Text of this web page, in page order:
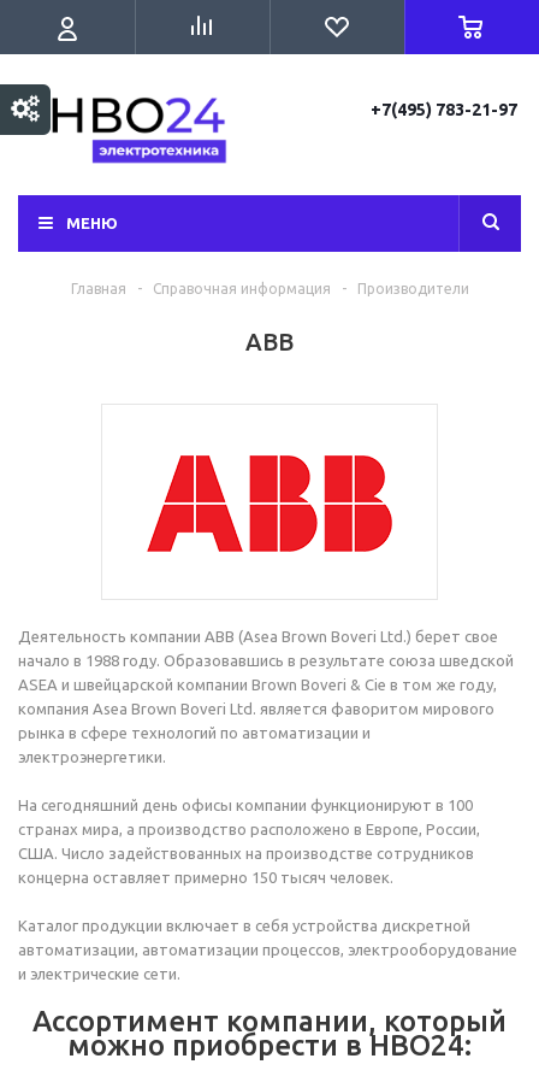
+7(495) 783-21-97
МЕНЮ
Главная - Справочная информация - Производители
ABB
Деятельность компании ABB (Asea Brown Boveri Ltd.) берет свое
начало в 1988 году. Образовавшись в результате союза шведской
ASEA и швейцарской компании Brown Boveri & Cie в том же году,
компания Asea Brown Boveri Ltd. является фаворитом мирового
рынка в сфере технологий по автоматизации и
электроэнергетики.
На сегодняшний день офисы компании функционируют в 100
странах мира, а производство расположено в Европе, России,
США. Число задействованных на производстве сотрудников
концерна оставляет примерно 150 тысяч человек.
Каталог продукции включает в себя устройства дискретной
автоматизации, автоматизации процессов, электрооборудование
и электрические сети.
Ассортимент компании, который
можно приобрести в НВО24: